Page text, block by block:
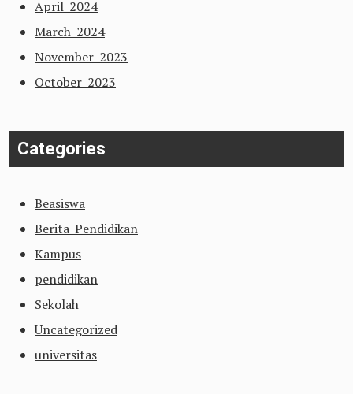
April 2024
March 2024
November 2023
October 2023
Categories
Beasiswa
Berita Pendidikan
Kampus
pendidikan
Sekolah
Uncategorized
universitas